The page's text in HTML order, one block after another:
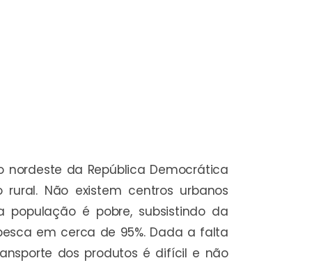
nordeste da República Democrática
Não existem centros urbanos
população é pobre, subsistindo da
em cerca de 95%. Dada a falta
dos produtos é difícil e não